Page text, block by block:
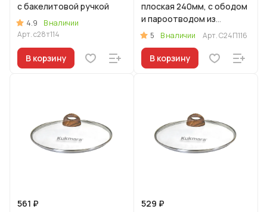
с бакелитовой ручкой
4.9
В наличии
Арт.с28т114
В корзину
плоская 240мм, с ободом
и пароотводом из
силикона и бакелитовой
ручкой софт-тач цв
5 В наличии Арт.С24П116
В корзину
561 ₽
529 ₽